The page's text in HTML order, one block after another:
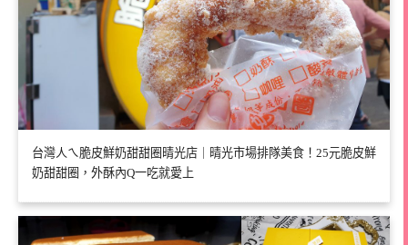
台灣人ㄟ脆皮鮮奶甜甜圈晴光店｜晴光市場排隊美食！25元脆皮鮮
奶甜甜圈，外酥內Q一吃就愛上